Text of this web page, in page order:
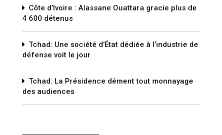
Côte d’Ivoire : Alassane Ouattara gracie plus de
4 600 détenus
Tchad: Une société d’État dédiée à l’industrie de
défense voit le jour
Tchad: La Présidence dément tout monnayage
des audiences